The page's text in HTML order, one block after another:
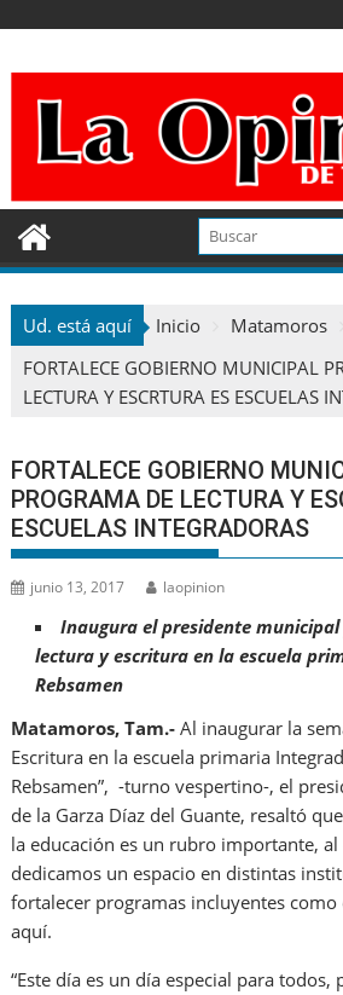
contenido
Ud. está aquí Inicio
Matamoros
FORTALECE GOBIERNO MUNICIPAL
LECTURA Y ESCRTURA ES ESCUELAS
FORTALECE GOBIERNO
PROGRAMA DE LECTURA Y
ESCUELAS INTEGRADORAS
junio 13, 2017 laopinion
Inaugura el presidente
lectura y escritura en la escuela
Rebsamen
Matamoros, Tam.- Al inaugurar la
Escritura en la escuela primaria
Rebsamen”, -turno vespertino-, el
de la Garza Díaz del Guante, resaltó
la educación es un rubro importante, al
dedicamos un espacio en distintas
fortalecer programas incluyentes como
aquí.
“Este día es un día especial para